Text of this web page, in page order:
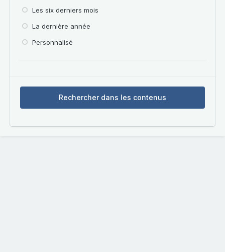
Les six derniers mois
La dernière année
Personnalisé
Rechercher dans les contenus